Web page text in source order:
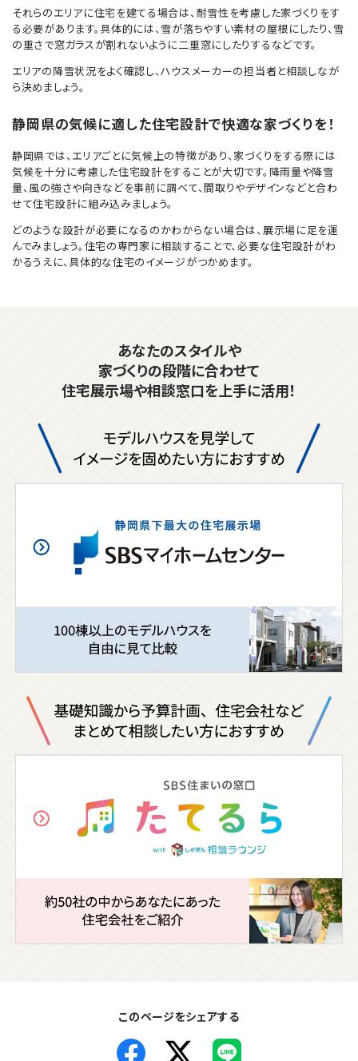
それらのエリアに住宅を建てる場合は、耐雪性を考慮した家づくりをす
る必要があります。具体的には、雪が落ちやすい素材の屋根にしたり、雪
の重さで窓ガラスが割れないように二重窓にしたりするなどです。
エリアの降雪状況をよく確認し、ハウスメーカーの担当者と相談しなが
ら決めましょう。
静岡県の気候に適した住宅設計で快適な家づくりを！
静岡県では、エリアごとに気候上の特徴があり、家づくりをする際には
気候を十分に考慮した住宅設計をすることが大切です。降雨量や降雪
量、風の強さや向きなどを事前に調べて、間取りやデザインなどと合わ
せて住宅設計に組み込みましょう。
どのような設計が必要になるのかわからない場合は、展示場に足を運
んでみましょう。住宅の専門家に相談することで、必要な住宅設計がわ
かるうえに、具体的な住宅のイメージがつかめます。
あなたのスタイルや
家づくりの段階に合わせて
住宅展示場や相談窓口を上手に活用！
このページをシェアする